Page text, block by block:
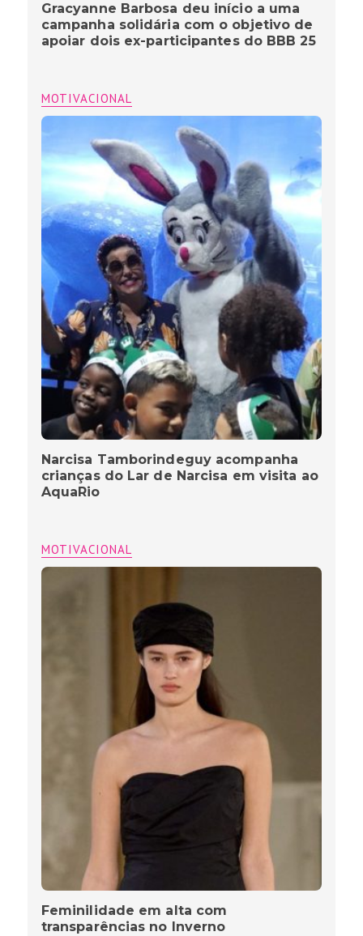
Gracyanne Barbosa deu início a uma
campanha solidária com o objetivo de
apoiar dois ex-participantes do BBB 25
MOTIVACIONAL
Narcisa Tamborindeguy acompanha
crianças do Lar de Narcisa em visita ao
AquaRio
MOTIVACIONAL
Feminilidade em alta com
transparências no Inverno